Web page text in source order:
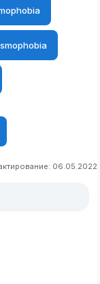
06.05.2022